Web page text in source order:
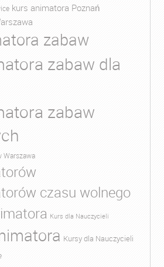
kurs animatora Poznań
zabaw
zabaw dla
zabaw
Warszawa
czasu wolnego
Kurs dla Nauczycieli
Kursy dla Nauczycieli